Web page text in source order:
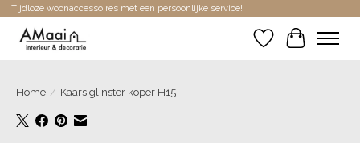
Tijdloze woonaccessoires met een persoonlijke service!
Verlanglijst
Home / Kaars glinster koper H15